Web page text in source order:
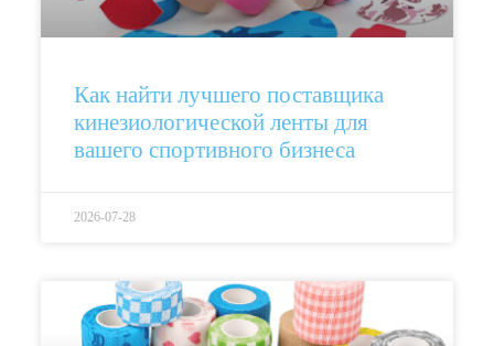
Как найти лучшего поставщика
кинезиологической ленты для
вашего спортивного бизнеса
2026-07-28